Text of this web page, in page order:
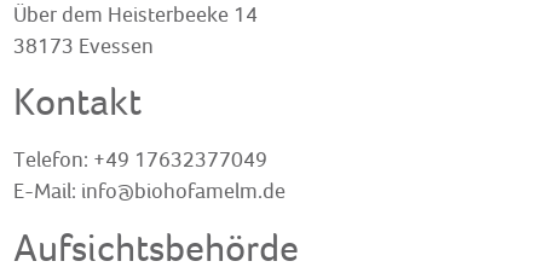
Über dem Heisterbeeke 14
38173 Evessen
Kontakt
Telefon: +49 17632377049
E-Mail: info@biohofamelm.de
Aufsichtsbehörde